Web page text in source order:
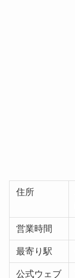
住所
営業時間
最寄り駅
公式ウェブ